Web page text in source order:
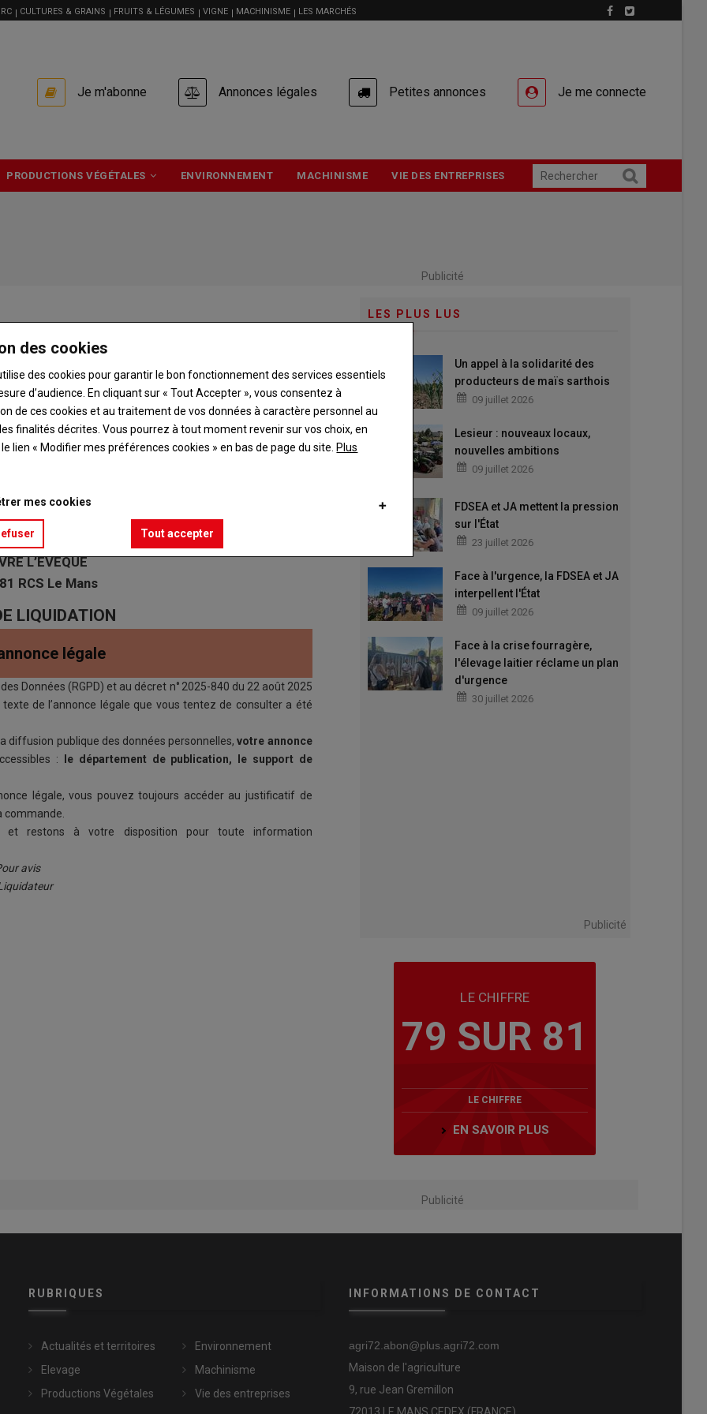
CULTURES & GRAINS FRUITS & LÉGUMES VIGNE MACHINISME LES MARCHÉS
USER
ACCOUNT
MENU
Je m'abonne Annonces légales Petites annonces Je me connecte
PRODUCTIONS VÉGÉTALES ENVIRONNEMENT MACHINISME VIE DES ENTREPRISES
Publicité
2026
capital de 7 500 euros
: 10 impasse du Pont de Pierre
L’EVEQUE
RCS Le Mans
LIQUIDATION
légale
Données (RGPD) et au décret n° 2025-840 du 22 août 2025
de l’annonce légale que vous tentez de consulter a été
diffusion publique des données personnelles, votre annonce
:
le département de publication, le support de
légale, vous pouvez toujours accéder au justificatif de
commande.
et restons à votre disposition pour toute information
avis
LES PLUS LUS
Un appel à la solidarité des
producteurs de maïs sarthois
09 juillet 2026
Lesieur : nouveaux locaux,
nouvelles ambitions
09 juillet 2026
FDSEA et JA mettent la pression
sur l'État
23 juillet 2026
Face à l'urgence, la FDSEA et JA
interpellent l'État
09 juillet 2026
Face à la crise fourragère,
l'élevage laitier réclame un plan
d'urgence
30 juillet 2026
Publicité
LE CHIFFRE
79 SUR 81
LE CHIFFRE
EN SAVOIR PLUS
Publicité
RUBRIQUES
Actualités et territoires
Elevage
Productions Végétales
Environnement
Machinisme
Vie des entreprises
INFORMATIONS DE CONTACT
agri72.abon@plus.agri72.com
Maison de l'agriculture
9, rue Jean Gremillon
des cookies
des cookies pour garantir le bon fonctionnement des services essentiels
d’audience. En cliquant sur « Tout Accepter », vous consentez à
de ces cookies et au traitement de vos données à caractère personnel au
finalités décrites. Vous pourrez à tout moment revenir sur vos choix, en
lien « Modifier mes préférences cookies » en bas de page du site.Plus
mes cookies
Tout accepter